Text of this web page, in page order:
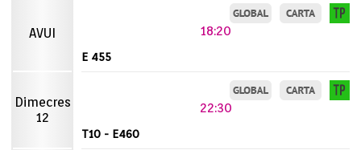
AVUI 18:20
E 455
Dimecres
12
22:30
T10 - E460